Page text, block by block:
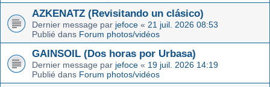
AZKENATZ (Revisitando un clásico)
Dernier message par jefoce « 21 juil. 2026 08:53
Publié dans Forum photos/vidéos
GAINSOIL (Dos horas por Urbasa)
Dernier message par jefoce « 19 juil. 2026 14:19
Publié dans Forum photos/vidéos